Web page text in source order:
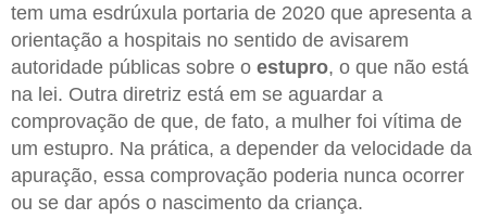
tem uma esdrúxula portaria de 2020 que apresenta a
orientação a hospitais no sentido de avisarem
autoridade públicas sobre o estupro, o que não está
na lei. Outra diretriz está em se aguardar a
comprovação de que, de fato, a mulher foi vítima de
um estupro. Na prática, a depender da velocidade da
apuração, essa comprovação poderia nunca ocorrer
ou se dar após o nascimento da criança.